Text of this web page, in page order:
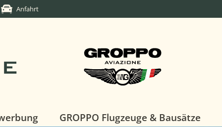
Anfahrt
GROPPO Flugzeuge & Bausätze